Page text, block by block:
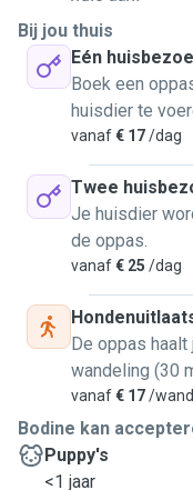
Bij jou thuis
Eén
Boek een
huisdier te
vanaf€ 17/dag
Twee
Je huisdier
de oppas.
vanaf€ 25 /dag
De oppas
wandeling (30
vanaf€ 17/
Bodine kan
Puppy's
<1 jaar